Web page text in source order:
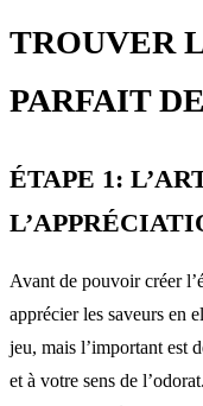
TROUVER
PARFAIT
ÉTAPE 1:
Avant de pouvoir créer
apprécier les saveurs en
jeu, mais l’important est
et à votre sens de